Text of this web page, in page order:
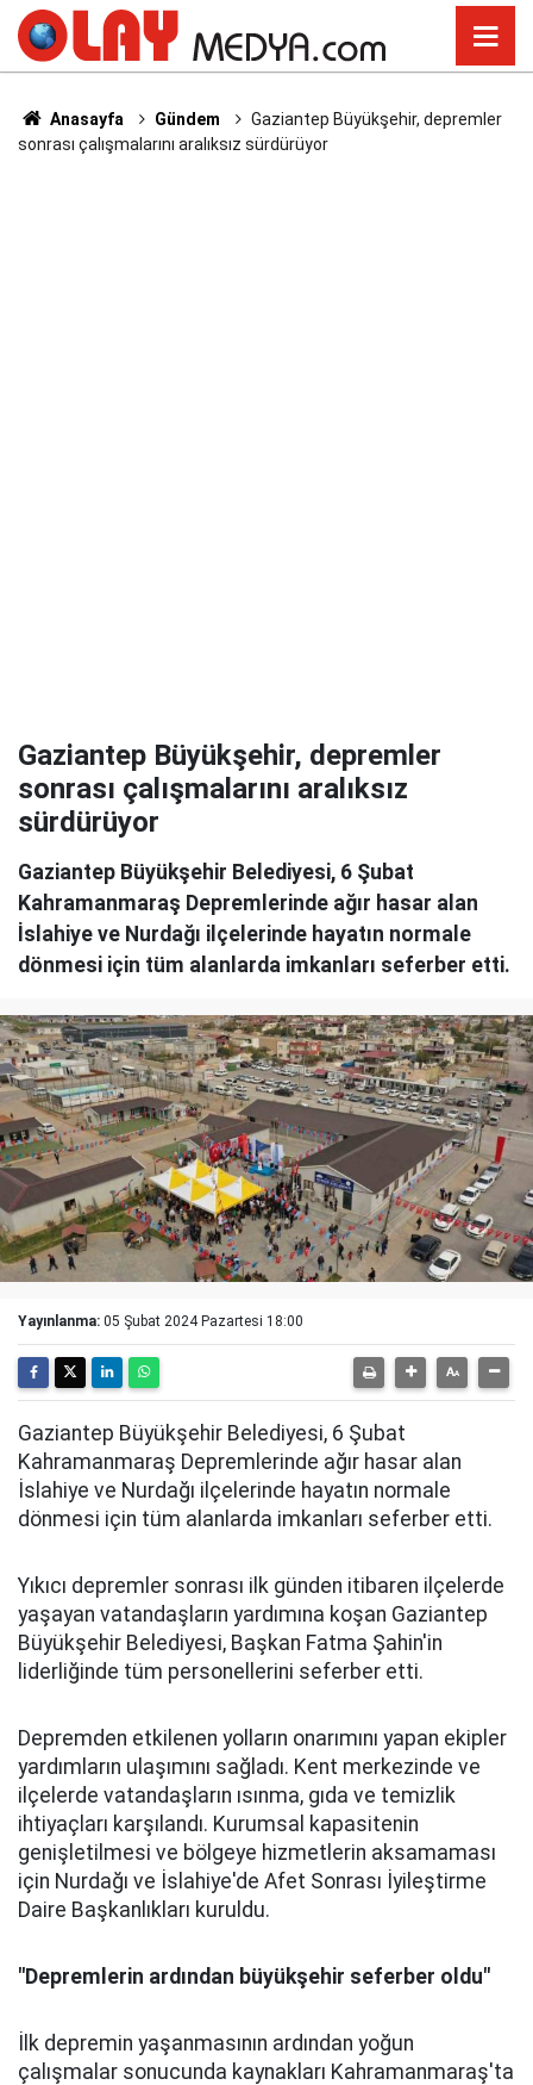
Anasayfa Gündem
Gaziantep Büyükşehir, depremler
sonrası çalışmalarını aralıksız sürdürüyor
Gaziantep Büyükşehir, depremler
sonrası çalışmalarını aralıksız
sürdürüyor
Gaziantep Büyükşehir Belediyesi, 6 Şubat
Kahramanmaraş Depremlerinde ağır hasar alan
İslahiye ve Nurdağı ilçelerinde hayatın normale
dönmesi için tüm alanlarda imkanları seferber etti.
Yayınlanma: 05 Şubat 2024 Pazartesi 18:00
Gaziantep Büyükşehir Belediyesi, 6 Şubat
Kahramanmaraş Depremlerinde ağır hasar alan
İslahiye ve Nurdağı ilçelerinde hayatın normale
dönmesi için tüm alanlarda imkanları seferber etti.
Yıkıcı depremler sonrası ilk günden itibaren ilçelerde
yaşayan vatandaşların yardımına koşan Gaziantep
Büyükşehir Belediyesi, Başkan Fatma Şahin'in
liderliğinde tüm personellerini seferber etti.
Depremden etkilenen yolların onarımını yapan ekipler
yardımların ulaşımını sağladı. Kent merkezinde ve
ilçelerde vatandaşların ısınma, gıda ve temizlik
ihtiyaçları karşılandı. Kurumsal kapasitenin
genişletilmesi ve bölgeye hizmetlerin aksamaması
için Nurdağı ve İslahiye'de Afet Sonrası İyileştirme
Daire Başkanlıkları kuruldu.
"Depremlerin ardından büyükşehir seferber oldu"
İlk depremin yaşanmasının ardından yoğun
çalışmalar sonucunda kaynakları Kahramanmaraş'ta